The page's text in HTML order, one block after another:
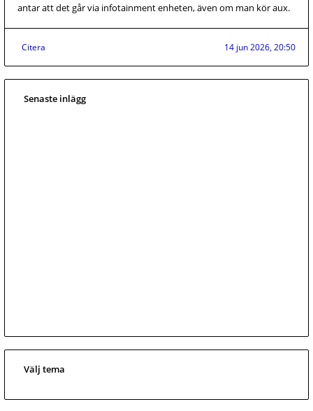
antar att det går via infotainment enheten, även om man kör aux.
Citera 14 jun 2026, 20:50
Senaste inlägg
Välj tema